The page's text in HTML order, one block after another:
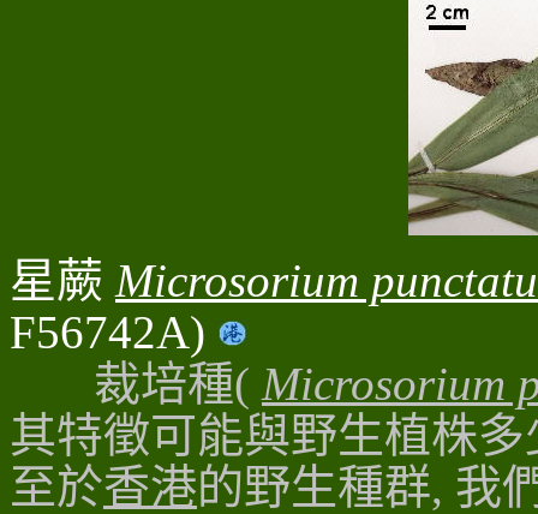
星蕨 Microsorium
F56742A)
裁培種( Microsorium
其特徵可能與野生植株
至於香港的野生種群, 我